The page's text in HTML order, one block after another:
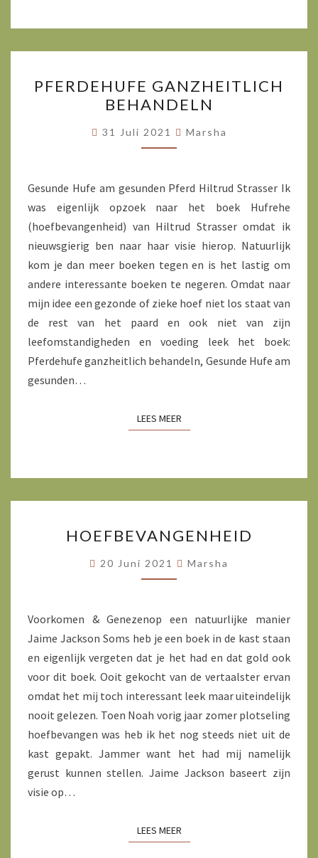
GANZHEITLICH
BEHANDELN
PFERDEHUFE GANZHEITLICH
BEHANDELN
31 Juli 2021 Marsha
Gesunde Hufe am gesunden Pferd Hiltrud Strasser Ik
was eigenlijk opzoek naar het boek Hufrehe
(hoefbevangenheid) van Hiltrud Strasser omdat ik
nieuwsgierig ben naar haar visie hierop. Natuurlijk
kom je dan meer boeken tegen en is het lastig om
andere interessante boeken te negeren. Omdat naar
mijn idee een gezonde of zieke hoef niet los staat van
de rest van het paard en ook niet van zijn
leefomstandigheden en voeding leek het boek:
Pferdehufe ganzheitlich behandeln, Gesunde Hufe am
gesunden…
LEES MEERLEES MEER
HOEFBEVANGENHEID
20 Juni 2021 Marsha
Voorkomen & Genezenop een natuurlijke manier
Jaime Jackson Soms heb je een boek in de kast staan
en eigenlijk vergeten dat je het had en dat gold ook
voor dit boek. Ooit gekocht van de vertaalster ervan
omdat het mij toch interessant leek maar uiteindelijk
nooit gelezen. Toen Noah vorig jaar zomer plotseling
hoefbevangen was heb ik het nog steeds niet uit de
kast gepakt. Jammer want het had mij namelijk
gerust kunnen stellen. Jaime Jackson baseert zijn
visie op…
LEES MEERLEES MEER